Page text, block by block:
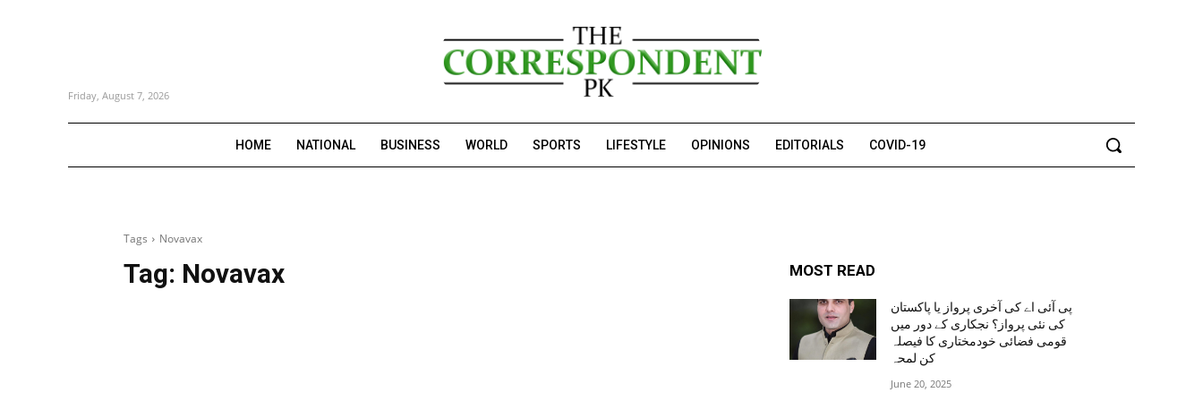
Friday, August 7, 2026
HOME NATIONAL BUSINESS WORLD SPORTS LIFESTYLE OPINIONS EDITORIALS COVID-19
Tags Novavax
Tag: Novavax MOST READ
پی آئی اے کی آخری پرواز یا پاکستان
کی نئی پرواز؟ نجکاری کے دور میں
قومی فضائی خودمختاری کا فیصلہ
کن لمحہ
June 20, 2025